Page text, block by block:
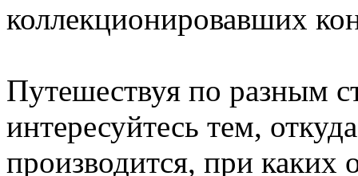
коллекционировавших
Путешествуя по разным
интересуйтесь тем,
производится, при каких